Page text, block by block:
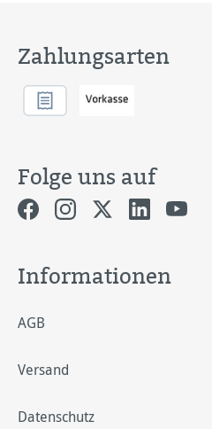
Zahlungsarten
Folge uns auf
Informationen
AGB
Versand
Datenschutz